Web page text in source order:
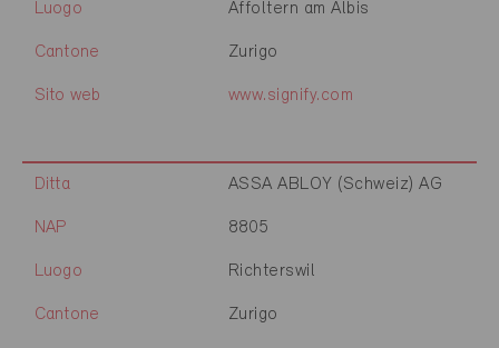
Luogo Affoltern am Albis
Cantone Zurigo
Sito web www.signify.com
Ditta ASSA ABLOY (Schweiz) AG
NAP 8805
Luogo Richterswil
Cantone Zurigo